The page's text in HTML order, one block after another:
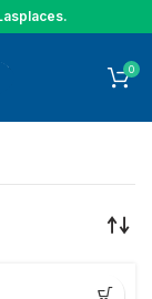
0